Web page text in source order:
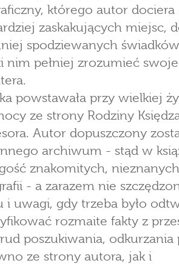
którego autor dociera
zaskakujących miejsc,
spodziewanych
nim pełniej zrozumieć
powstawała przy wielkiej
ze strony Rodziny
Autor dopuszczony
archiwum - stąd w
znakomitych, nieznanych
- a zarazem nie
i uwagi, gdy trzeba było
rozmaite fakty z
poszukiwania, odkurzania
ze strony autora, jak i